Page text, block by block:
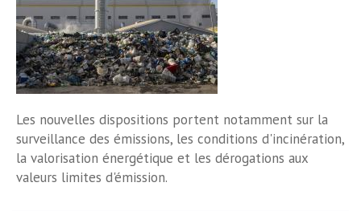
Les nouvelles dispositions portent notamment sur la
surveillance des émissions, les conditions d'incinération,
la valorisation énergétique et les dérogations aux
valeurs limites d'émission.